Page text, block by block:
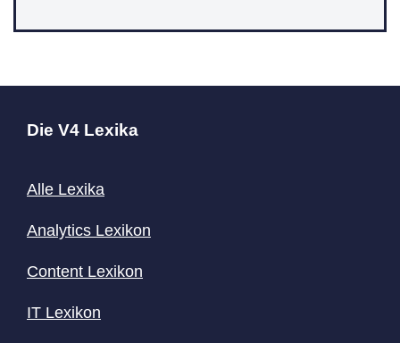
Die V4 Lexika
Alle Lexika
Analytics Lexikon
Content Lexikon
IT Lexikon